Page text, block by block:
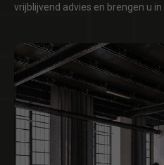
vrijblijvend advies en brengen u